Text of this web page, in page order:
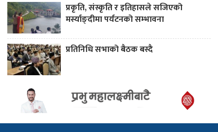
प्रकृति, संस्कृति र इतिहासले सजिएको
मर्स्याङ्दीमा पर्यटनको सम्भावना
प्रतिनिधि सभाको बैठक बस्दै